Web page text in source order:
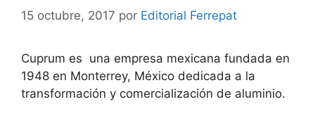
15 octubre, 2017 por Editorial Ferrepat
Cuprum es una empresa mexicana fundada en
1948 en Monterrey, México dedicada a la
transformación y comercialización de aluminio.